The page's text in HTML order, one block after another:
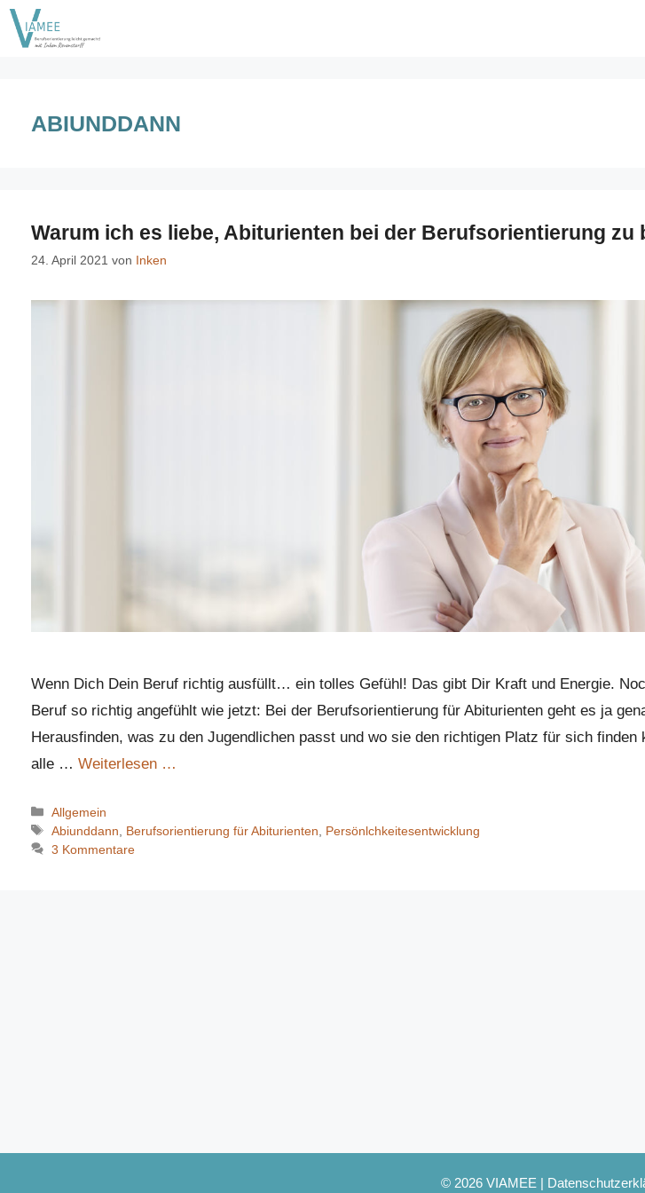
Zum
Inhalt
ABIUNDDANN
Warum ich es liebe, Abiturienten bei der Berufsorientierung zu
24. April 2021 von Inken
Wenn Dich Dein Beruf richtig ausfüllt… ein tolles Gefühl! Das gibt Dir Kraft und Energie.
Beruf so richtig angefühlt wie jetzt: Bei der Berufsorientierung für Abiturienten geht es ja
Herausfinden, was zu den Jugendlichen passt und wo sie den richtigen Platz für sich finden
alle … Weiterlesen …
Kategorien
Allgemein
Schlagwörter
Abiunddann Berufsorientierung für Abiturienten
Persönlchkeitesentwicklung
3 Kommentare
© 2026 VIAMEE |